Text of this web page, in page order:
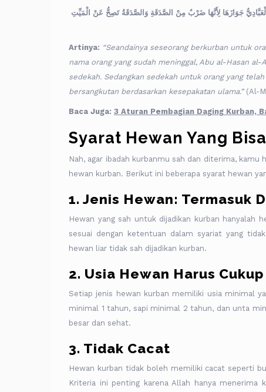
جَوَازَهَا لِأَنَّهَا ضَرْبٌ مِنْ الصَّدَقَةِ وَالصَّدَقَةُ تَصِحُّ عَنْ الْمَيِّتِ
Artinya: “Seandainya seseorang berkurban untuk
nama orang yang sudah meninggal, Abu al-Hasan
sedekah. Sedangkan sedekah untuk orang yang
bersangkutan berdasarkan kesepakatan ulama.” (Al-
Baca Juga: 3 Aturan Pembagian Daging Kurban,
Syarat Hewan Yang
Nah, agar ibadah kurbanmu sah dan diterima,
hewan kurban. Berikut ini beberapa syarat hewan
1. Jenis Hewan: Termasuk
Hewan yang sah untuk dijadikan kurban hanyalah
sesuai dengan ketentuan dalam syariat yang
hewan liar tidak sah dijadikan kurban.
2. Usia Hewan Harus Cukup
Setiap jenis hewan kurban memiliki usia minimal
minimal 1 tahun, sapi minimal 2 tahun, dan unta
besar dan sehat.
3. Tidak Cacat
Hewan kurban tidak boleh memiliki cacat seperti
Kriteria ini penting karena Allah hanya menerima